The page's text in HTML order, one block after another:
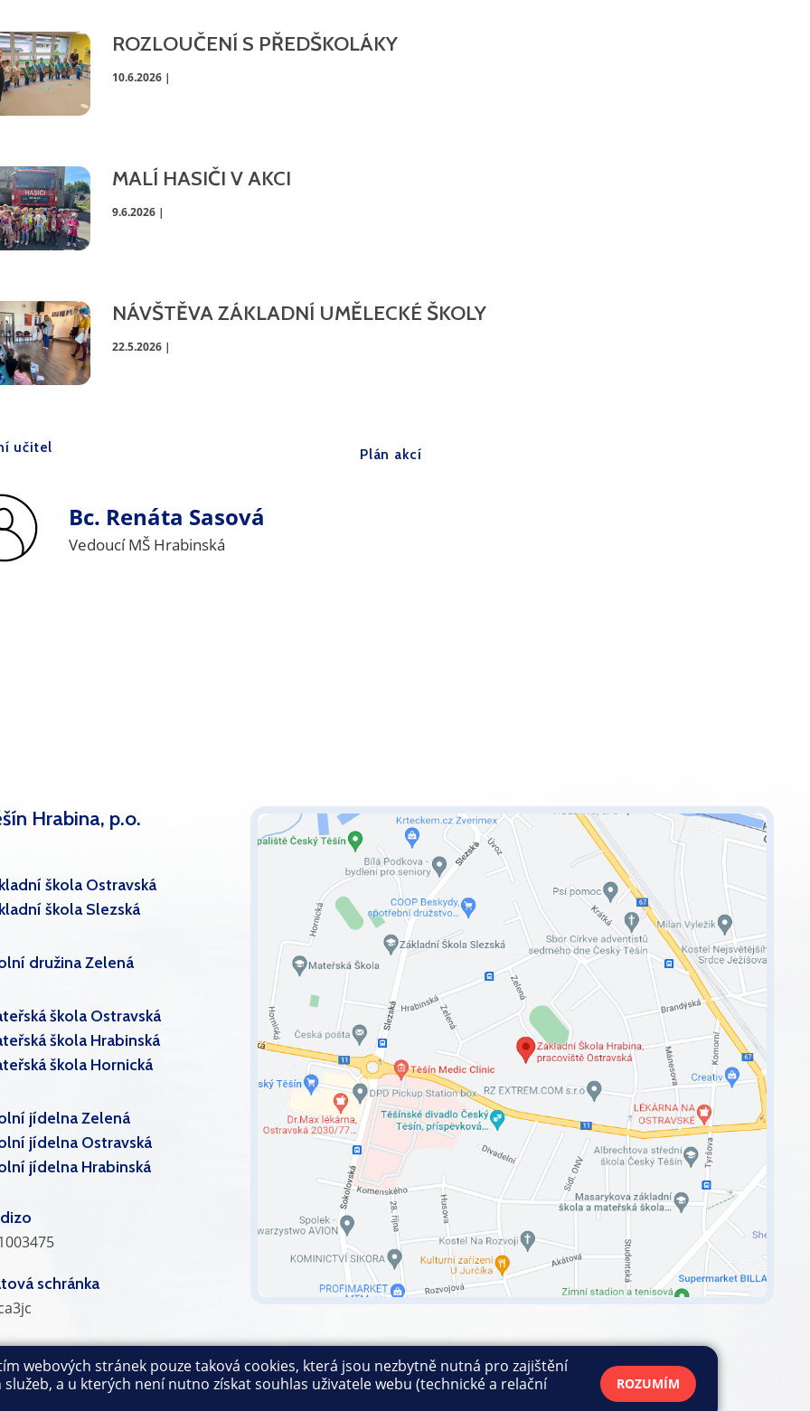
ROZLOUČENÍ S PŘEDŠKOLÁKY
10.6.2026 |
MALÍ HASIČI V AKCI
9.6.2026 |
NÁVŠTĚVA ZÁKLADNÍ UMĚLECKÉ ŠKOLY
22.5.2026 |
učitel
Bc. Renáta Sasová
Vedoucí MŠ Hrabinská
Plán akcí
Hrabina, p.o.
škola Ostravská
škola Slezská
družina Zelená
škola Ostravská
škola Hrabinská
škola Hornická
jídelna Zelená
jídelna Ostravská
jídelna Hrabinská
schránka
stránek| Učitelé| Přihlásit|Prohlášení o přístupnosti|Pravidla COOKIES|GDPR|Ochrana oznamovatelů
webových stránek pouze taková cookies, která jsou nezbytně nutná pro zajištění
a u kterých není nutno získat souhlas uživatele webu (technické a relační
ROZUMÍM